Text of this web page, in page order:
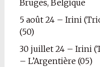
Bruges, Belgique
5 août 24 – Irini
(50)
30 juillet 24 – Irini
– L’Argentière (05)